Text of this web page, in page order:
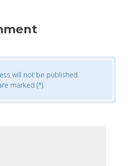
will not be published.
marked (*).